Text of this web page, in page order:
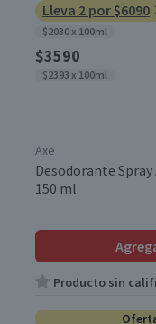
Lleva 2 por $6090
$2030 x 100ml
$3590
$2393 x 100ml
Axe
Desodorante Spray
150 ml
Producto sin